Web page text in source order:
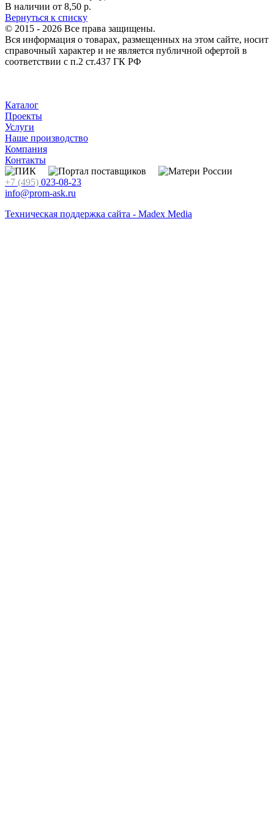
В наличии от 8,50 р.
Вернуться к списку
© 2015 - 2026 Все права защищены.
Вся информация о товарах, размещенных на этом сайте, носит
справочный характер и не является публичной офертой в
соответствии с п.2 ст.437 ГК РФ
Каталог
Проекты
Услуги
Наше производство
Компания
Контакты
+7 (495) 023-08-23
info@prom-ask.ru
Техническая поддержка сайта - Madex Media